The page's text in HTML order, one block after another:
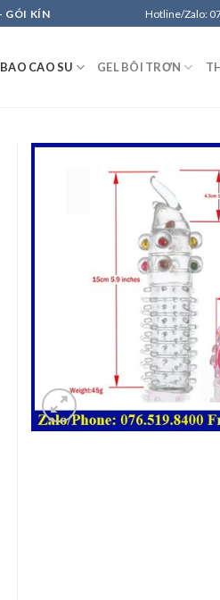
GÓI KÍN Hotline/Zalo:
BAO CAO SU GEL BÔI TRƠN